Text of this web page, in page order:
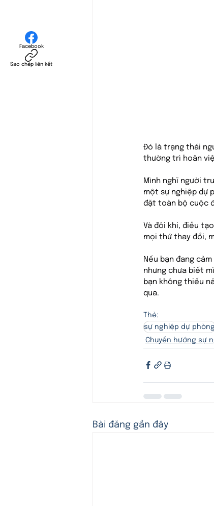
Facebook
Sao chép liên kết
Đó là trạng thái
thường trì hoãn
Mình nghĩ người
một sự nghiệp dự
đặt toàn bộ cuộc
Và đôi khi, điều
mọi thứ thay đổi,
Nếu bạn đang
nhưng chưa biết
bạn không thiếu
qua.
Thẻ:
sự nghiệp dự
Chuyển hướng sự
Bài đăng gần đây